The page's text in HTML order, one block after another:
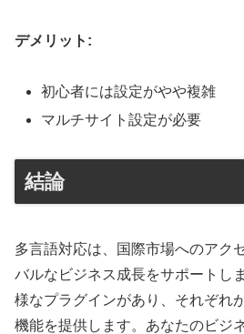
デメリット:
初心者には設定がやや複雑
マルチサイト設定が必要
結論
多言語対応は、国際市場へのアク
バルなビジネス成長をサポートし
様なプラグインがあり、それぞれ
機能を提供します。あなたのビジ